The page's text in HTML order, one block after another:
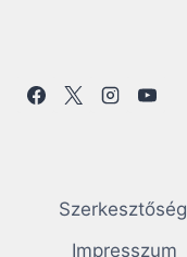
Szerkesztőség
Impresszum